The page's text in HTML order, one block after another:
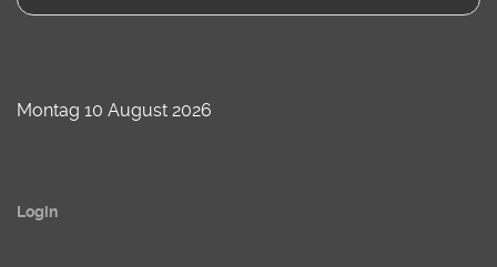
Montag 10 August 2026
Login